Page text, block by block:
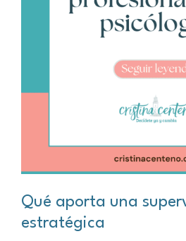
Qué aporta una
estratégica